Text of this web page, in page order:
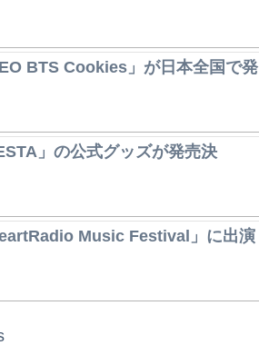
BTS Cookies」が日本全国で発
」の公式グッズが発売決
Music Festival」に出演